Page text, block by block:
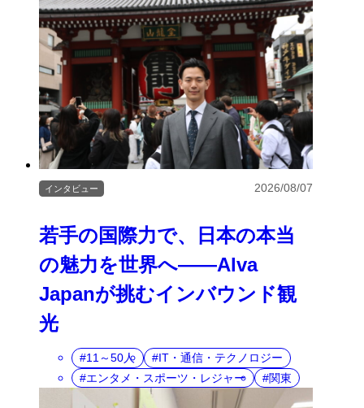
若手の国際力で、日本の本当
の魅力を世界へ――Alva
Japanが挑むインバウンド観
光
インタビュー 2026/08/07
11～50人
IT・通信・テクノロジー
エンタメ・スポーツ・レジャー
関東